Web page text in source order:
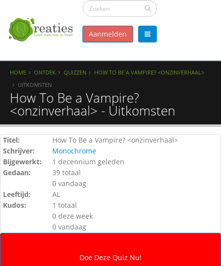
Aanmelden
HOME ONTDEK QUIZZEN
HOW TO BE A VAMPIRE? <ONZINVERHAAL>
UITKOMSTEN
How To Be a Vampire?
<onzinverhaal> - Uitkomsten
Titel:
How To Be a Vampire? <onzinverhaal>
Schrijver:
Monochrome
Bijgewerkt:
1 decennium geleden
Gedaan:
39 totaal
0 vandaag
Leeftijd:
AL
Kudos:
1 totaal
0 deze week
0 vandaag